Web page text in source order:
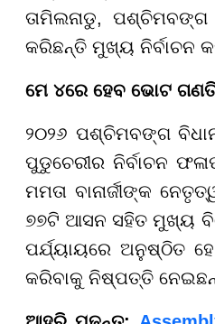
ତାମିଲନାଡୁ, ପଶ୍ଚିମବଙ୍ଗ
କରିଛନ୍ତି ମୁଖ୍ୟ ନିର୍ବାଚନ
ମେ ୪ରେ ହେବ ଭୋଟ
୨୦୨୬ ପଶ୍ଚିମବଙ୍ଗ
ପୁଡୁଚେରୀର ନିର୍ବାଚନ
ମମତା ବାନାର୍ଜୀଙ୍କ
୭୭ଟି ଆସନ ସହିତ ମୁଖ୍ୟ
ପର୍ଯ୍ୟାୟରେ ଅନୁଷ୍ଠିତ
କରିବାକୁ ନିଷ୍ପତ୍ତି